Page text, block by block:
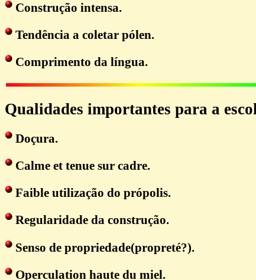
Construção intensa.
Tendência a coletar pólen.
Comprimento da língua.
Qualidades importantes para a
Doçura.
Calme et tenue sur cadre.
Faible utilização do própolis.
Regularidade da construção.
Senso de propriedade(propreté?).
Operculation haute du miel.